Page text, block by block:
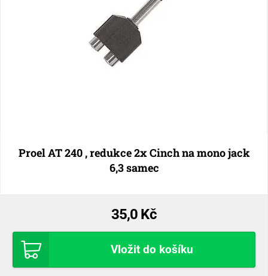
Proel AT 240 , redukce 2x Cinch na mono jack
6,3 samec
35,0 Kč
Vložit do košíku